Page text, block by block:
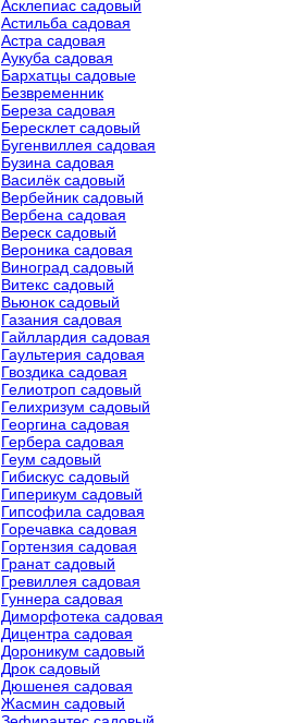
Асклепиас садовый
Астильба садовая
Астра садовая
Аукуба садовая
Бархатцы садовые
Безвременник
Береза садовая
Бересклет садовый
Бугенвиллея садовая
Бузина садовая
Василёк садовый
Вербейник садовый
Вербена садовая
Вереск садовый
Вероника садовая
Виноград садовый
Витекс садовый
Вьюнок садовый
Газания садовая
Гайллардия садовая
Гаультерия садовая
Гвоздика садовая
Гелиотроп садовый
Гелихризум садовый
Георгина садовая
Гербера садовая
Геум садовый
Гибискус садовый
Гиперикум садовый
Гипсофила садовая
Горечавка садовая
Гортензия садовая
Гранат садовый
Гревиллея садовая
Гуннера садовая
Диморфотека садовая
Дицентра садовая
Дороникум садовый
Дрок садовый
Дюшенея садовая
Жасмин садовый